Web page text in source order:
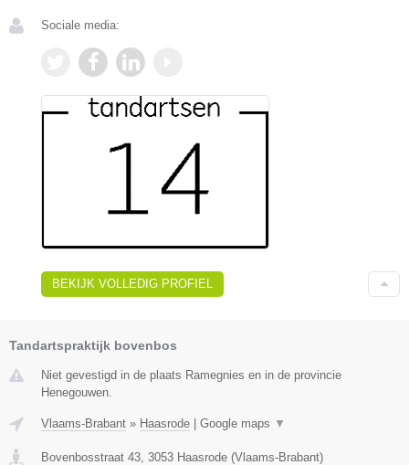
Sociale media:
BEKIJK VOLLEDIG PROFIEL
Tandartspraktijk bovenbos
Niet gevestigd in de plaats Ramegnies en in de provincie
Henegouwen.
Vlaams-Brabant » Haasrode | Google maps ▼
Bovenbosstraat 43 3053 Haasrode (Vlaams-Brabant)